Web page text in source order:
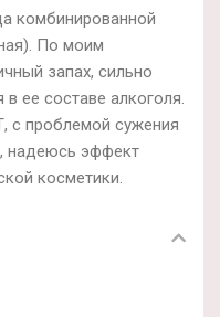
комбинированной
По моим
запах, сильно
ее составе алкоголя.
с проблемой сужения
надеюсь эффект
косметики.